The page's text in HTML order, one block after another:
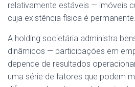
relativamente estáveis — imóveis
cuja existência física é permanente.
A holding societária administra
dinâmicos — participações em
depende de resultados
uma série de fatores que podem